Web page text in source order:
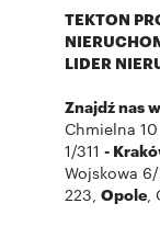
TEKTON
LIDER
Znajdź nas
Chmielna 10
1/311 -
Wojskowa
223, Opole,